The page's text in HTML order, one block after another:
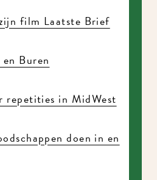
film Laatste Brief
Buren
repetities in MidWest
doen in en